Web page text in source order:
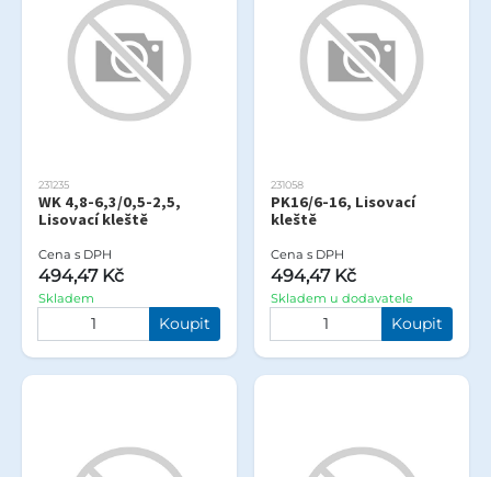
231235
WK 4,8-6,3/0,5-2,5,
Lisovací kleště
Cena s DPH
494,47 Kč
Skladem
Koupit
231058
PK16/6-16, Lisovací
kleště
Cena s DPH
494,47 Kč
Skladem u dodavatele
Koupit